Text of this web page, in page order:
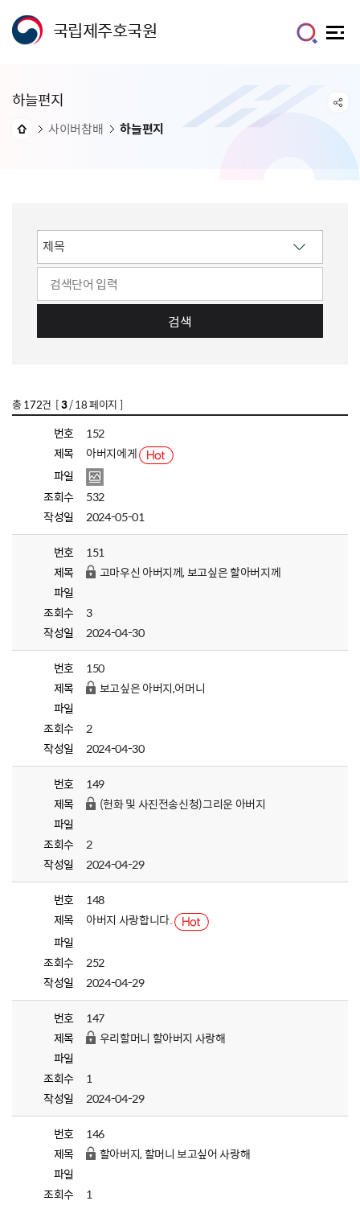
국립제주호국원
하늘편지
사이버참배 하늘편지
검색
총172건 [3/ 18 페이지 ]
번호
152
제목
아버지에게
파일
조회수
532
작성일
2024-05-01
번호
151
제목
고마우신 아버지께, 보고싶은 할아버지께
파일
조회수
3
작성일
2024-04-30
번호
150
제목
보고싶은 아버지,어머니
파일
조회수
2
작성일
2024-04-30
번호
149
제목
(헌화 및 사진전송신청)그리운 아버지
파일
조회수
2
작성일
2024-04-29
번호
148
제목
아버지 사랑합니다.
파일
조회수
252
작성일
2024-04-29
번호
147
제목
우리할머니 할아버지 사랑해
파일
조회수
1
작성일
2024-04-29
번호
146
제목
할아버지, 할머니 보고싶어 사랑해
파일
조회수
1